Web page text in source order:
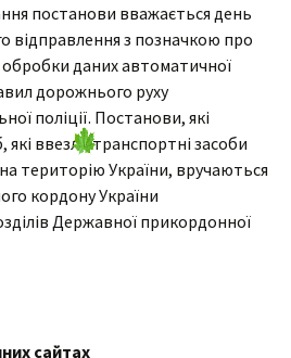
постанови вважається день
відправлення з позначкою про
даних автоматичної
дорожнього руху
поліції. Постанови, які
які ввезли транспортні засоби
територію України, вручаються
кордону України
Державної прикордонної
сайтах